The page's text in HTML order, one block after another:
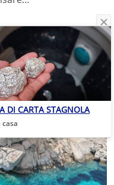
DI CARTA STAGNOLA
casa